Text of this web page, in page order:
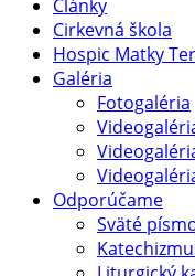
Články
Cirkevná škola
Hospic Matky
Galéria
Fotogaléria
Odporúčame
Sväté